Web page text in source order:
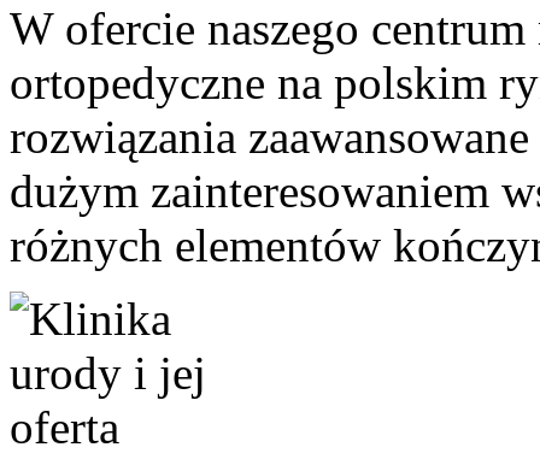
W ofercie naszego
ortopedyczne na polskim
rozwiązania
dużym zainteresowaniem
różnych elementów